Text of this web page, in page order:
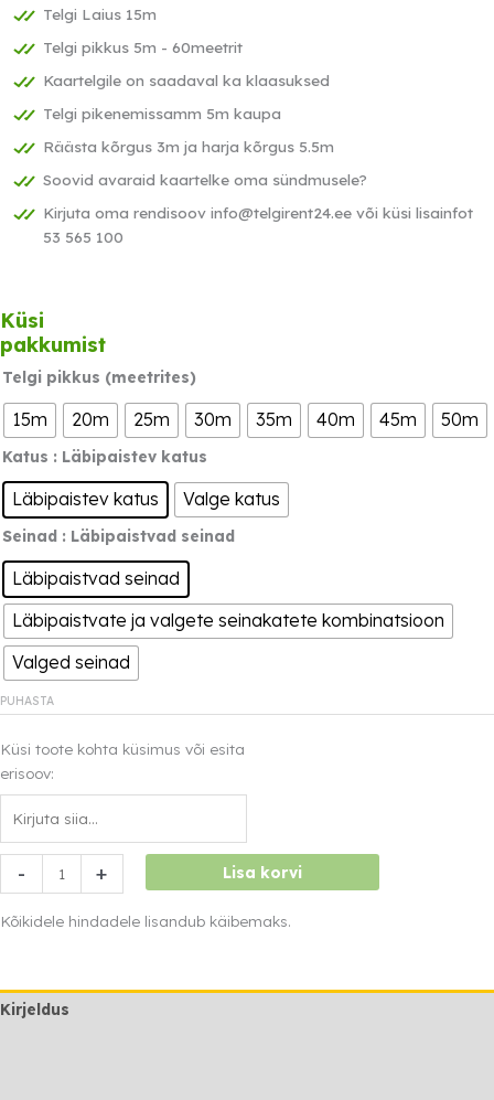
Telgi Laius 15m
Telgi pikkus 5m - 60meetrit
Kaartelgile on saadaval ka klaasuksed
Telgi pikenemissamm 5m kaupa
Räästa kõrgus 3m ja harja kõrgus 5.5m
Soovid avaraid kaartelke oma sündmusele?
Kirjuta oma rendisoov info@telgirent24.ee või küsi lisainfot
53 565 100
Küsi
pakkumist
Telgi pikkus (meetrites)
15m 20m 25m 30m 35m 40m 45m 50m
Katus : Läbipaistev katus
Läbipaistev katus Valge katus
Seinad : Läbipaistvad seinad
Läbipaistvad seinad
Läbipaistvate ja valgete seinakatete kombinatsioon
Valged seinad
PUHASTA
Küsi toote kohta küsimus või esita
erisoov:
-
Kaarkatusega
moodultelk
15m
+ Lisa korvi
Kõikidele hindadele lisandub käibemaks.
Kirjeldus